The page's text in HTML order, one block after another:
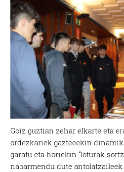
Goiz guztian zehar elkarte eta
ordezkariek gazteeekin
garatu eta horiekin “loturak
nabarmendu dute